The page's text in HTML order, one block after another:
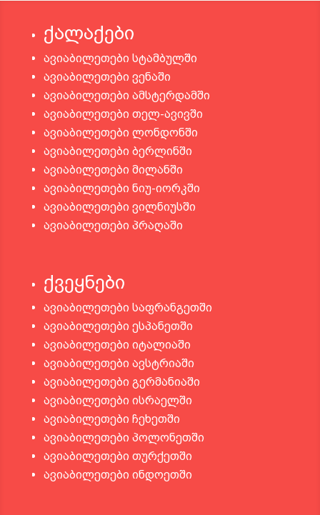
ქალაქები
ავიაბილეთები სტამბულში
ავიაბილეთები ვენაში
ავიაბილეთები ამსტერდამში
ავიაბილეთები თელ-ავივში
ავიაბილეთები ლონდონში
ავიაბილეთები ბერლინში
ავიაბილეთები მილანში
ავიაბილეთები ნიუ-იორკში
ავიაბილეთები ვილნიუსში
ავიაბილეთები პრაღაში
ქვეყნები
ავიაბილეთები საფრანგეთში
ავიაბილეთები ესპანეთში
ავიაბილეთები იტალიაში
ავიაბილეთები ავსტრიაში
ავიაბილეთები გერმანიაში
ავიაბილეთები ისრაელში
ავიაბილეთები ჩეხეთში
ავიაბილეთები პოლონეთში
ავიაბილეთები თურქეთში
ავიაბილეთები ინდოეთში